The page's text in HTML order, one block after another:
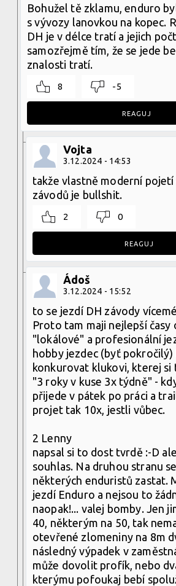
Bohužel tě zklamu, enduro
s vývozy lanovkou na kopec.
DH je v délce tratí a jejich
samozřejmě tím, že se jede
znalosti tratí.
8 -5
REAGUJ
Vojta
3.12.2024 - 14:53
takže vlastně moderní
závodů je bullshit.
2 0
REAGUJ
Ádoš
3.12.2024 - 15:52
to se jezdí DH závody
Proto tam maji nejlepší časy
"lokálové" a profesionální
hobby jezdec (byť pokročilý)
konkurovat klukovi, kterej si
"3 roky v kuse 3x týdně" -
přijede v pátek po práci a
projet tak 10x, jestli vůbec.
2 Lenny
napsal si to dost tvrdě :-D
souhlas. Na druhou stranu
některých enduristů zastat.
jezdí Enduro a nejsou to
naopak!... valej bomby. Jen
40, některým na 50, tak
otevřené zlomeniny na 8m
následný výpadek v
může dovolit profík, nebo
kterýmu pofoukaj bebí